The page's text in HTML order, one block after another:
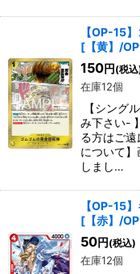
【OP-15
[ 【黄】/
150円 (税
在庫12個
【シング
み下さい-
る方はご
について
しまし…
【OP-15
[ 【赤】/
50円 (税込)
在庫12個